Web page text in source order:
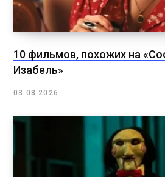
10 фильмов, похожих на
Изабель»
03.08.2026